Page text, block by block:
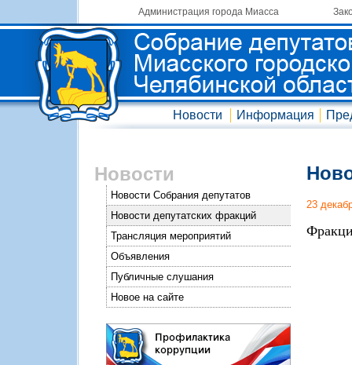
Администрация города Миасса
Новости Информация
Новости
Новости Собрания депутатов
Новости депутатских фракций
Трансляция мероприятий
Объявления
Публичные слушания
Новое на сайте
23